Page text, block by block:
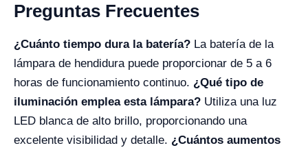
Preguntas Frecuentes
¿Cuánto tiempo dura la batería? La batería de la
lámpara de hendidura puede proporcionar de 5 a 6
horas de funcionamiento continuo. ¿Qué tipo de
iluminación emplea esta lámpara? Utiliza una luz
LED blanca de alto brillo, proporcionando una
excelente visibilidad y detalle. ¿Cuántos aumentos